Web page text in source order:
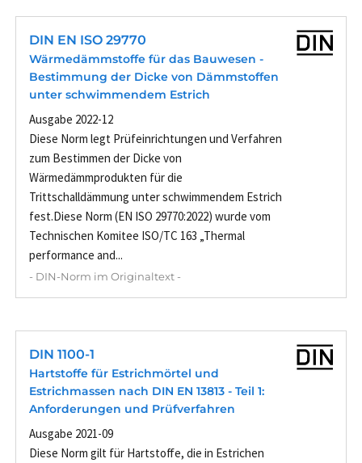
DIN EN ISO 29770
Wärmedämmstoffe für das Bauwesen -
Bestimmung der Dicke von Dämmstoffen
unter schwimmendem Estrich
Ausgabe 2022-12
Diese Norm legt Prüfeinrichtungen und Verfahren
zum Bestimmen der Dicke von
Wärmedämmprodukten für die
Trittschalldämmung unter schwimmendem Estrich
fest.Diese Norm (EN ISO 29770:2022) wurde vom
Technischen Komitee ISO/TC 163 „Thermal
performance and...
- DIN-Norm im Originaltext -
DIN 1100-1
Hartstoffe für Estrichmörtel und
Estrichmassen nach DIN EN 13813 - Teil 1:
Anforderungen und Prüfverfahren
Ausgabe 2021-09
Diese Norm gilt für Hartstoffe, die in Estrichen